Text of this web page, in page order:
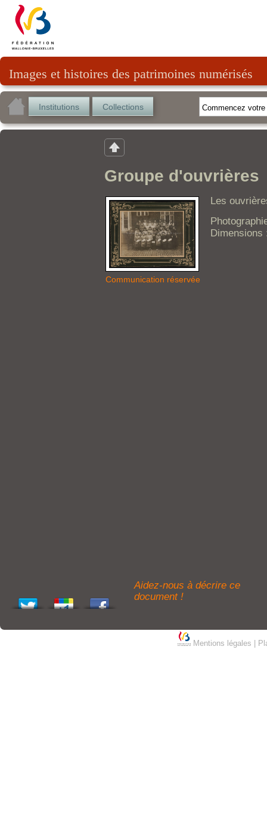
Images et histoires des patrimoines numérisés
Institutions Collections
Groupe d'ouvrières
Communication réservée
Les
Dimensions
Aidez-nous à décrire ce
document !
Mentions légales